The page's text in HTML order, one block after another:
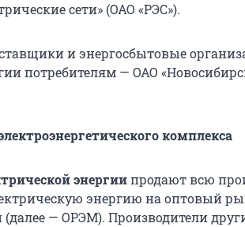
сети» (ОАО «РЭС»).
и энергосбытовые
потребителям — ОАО
комплекса
энергиипродают всю
энергию на оптовый
— ОРЭМ). Производители